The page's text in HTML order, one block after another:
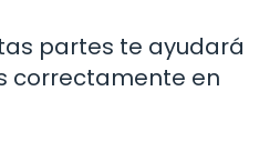
partes te ayudará
correctamente en